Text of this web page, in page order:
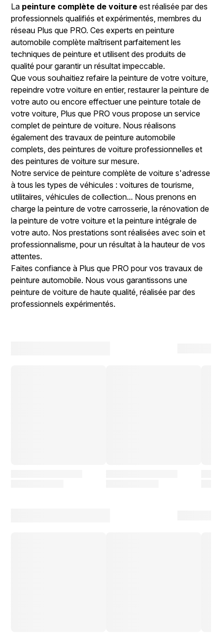
La peinture complète de voiture est réalisée par des
professionnels qualifiés et expérimentés, membres du
réseau Plus que PRO. Ces experts en peinture
automobile complète maîtrisent parfaitement les
techniques de peinture et utilisent des produits de
qualité pour garantir un résultat impeccable.
Que vous souhaitiez refaire la peinture de votre voiture,
repeindre votre voiture en entier, restaurer la peinture de
votre auto ou encore effectuer une peinture totale de
votre voiture, Plus que PRO vous propose un service
complet de peinture de voiture. Nous réalisons
également des travaux de peinture automobile
complets, des peintures de voiture professionnelles et
des peintures de voiture sur mesure.
Notre service de peinture complète de voiture s'adresse
à tous les types de véhicules : voitures de tourisme,
utilitaires, véhicules de collection... Nous prenons en
charge la peinture de votre carrosserie, la rénovation de
la peinture de votre voiture et la peinture intégrale de
votre auto. Nos prestations sont réalisées avec soin et
professionnalisme, pour un résultat à la hauteur de vos
attentes.
Faites confiance à Plus que PRO pour vos travaux de
peinture automobile. Nous vous garantissons une
peinture de voiture de haute qualité, réalisée par des
professionnels expérimentés.